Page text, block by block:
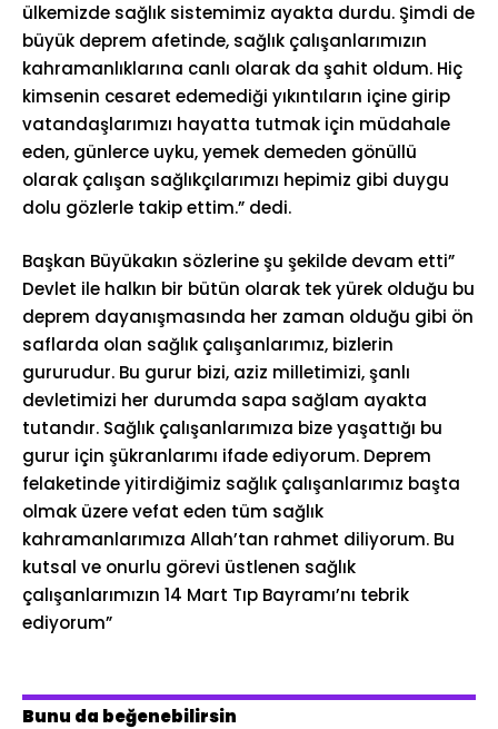
ülkemizde sağlık sistemimiz ayakta durdu. Şimdi de
büyük deprem afetinde, sağlık çalışanlarımızın
kahramanlıklarına canlı olarak da şahit oldum. Hiç
kimsenin cesaret edemediği yıkıntıların içine girip
vatandaşlarımızı hayatta tutmak için müdahale
eden, günlerce uyku, yemek demeden gönüllü
olarak çalışan sağlıkçılarımızı hepimiz gibi duygu
dolu gözlerle takip ettim.” dedi.
Başkan Büyükakın sözlerine şu şekilde devam etti”
Devlet ile halkın bir bütün olarak tek yürek olduğu bu
deprem dayanışmasında her zaman olduğu gibi ön
saflarda olan sağlık çalışanlarımız, bizlerin
gururudur. Bu gurur bizi, aziz milletimizi, şanlı
devletimizi her durumda sapa sağlam ayakta
tutandır. Sağlık çalışanlarımıza bize yaşattığı bu
gurur için şükranlarımı ifade ediyorum. Deprem
felaketinde yitirdiğimiz sağlık çalışanlarımız başta
olmak üzere vefat eden tüm sağlık
kahramanlarımıza Allah’tan rahmet diliyorum. Bu
kutsal ve onurlu görevi üstlenen sağlık
çalışanlarımızın 14 Mart Tıp Bayramı’nı tebrik
ediyorum”
Bunu da beğenebilirsin